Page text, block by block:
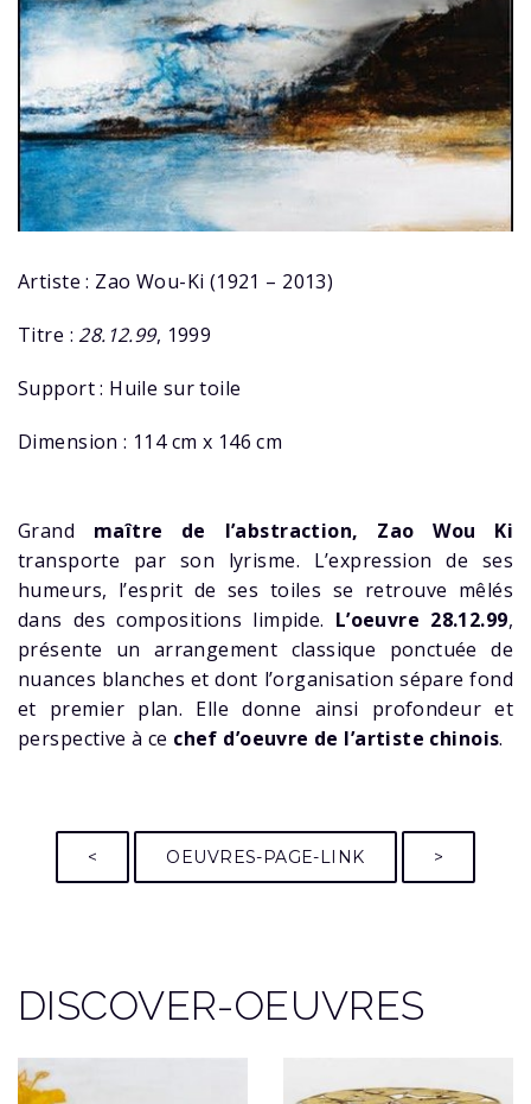
Artiste : Zao Wou-Ki (1921 – 2013)
Titre : 28.12.99, 1999
Support : Huile sur toile
Dimension : 114 cm x 146 cm
Grand maître de l’abstraction, Zao Wou Ki
transporte par son lyrisme. L’expression de ses
humeurs, l’esprit de ses toiles se retrouve mêlés
dans des compositions limpide. L’oeuvre 28.12.99,
présente un arrangement classique ponctuée de
nuances blanches et dont l’organisation sépare fond
et premier plan. Elle donne ainsi profondeur et
perspective à ce chef d’oeuvre de l’artiste chinois.
< OEUVRES-PAGE-LINK >
DISCOVER-OEUVRES